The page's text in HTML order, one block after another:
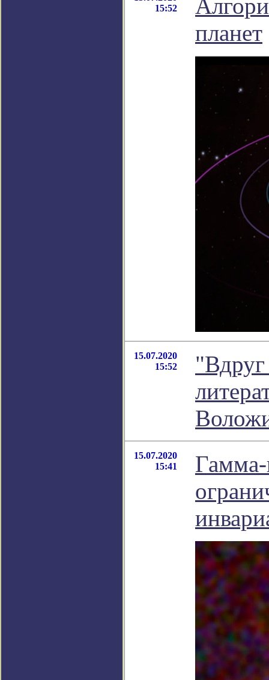
15:52
планет
15.07.2020
15:52
"Вдруг
15.07.2020
15:41
Гамма-